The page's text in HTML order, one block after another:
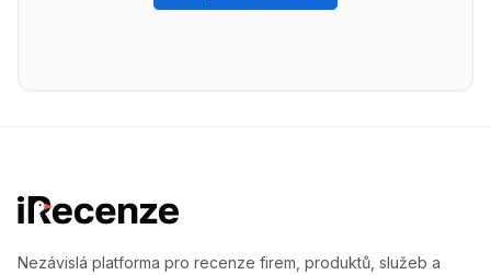
Nezávislá platforma pro recenze firem, produktů, služeb a